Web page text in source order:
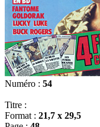
Numéro : 54
Titre :
Format : 21,7 x 29,5